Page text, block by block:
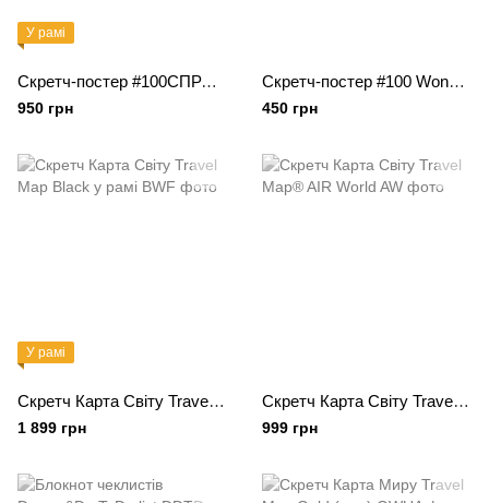
У рамі
Скретч-постер #100СПРАВ (англ.) у рамі
950 грн
Скретч-постер #100 Wonders
450 грн
У рамі
Скретч Карта Світу Travel Map Black у рамі
1 899 грн
Скретч Карта Світу Travel Map® AIR World
999 грн